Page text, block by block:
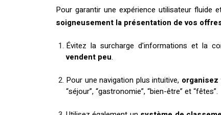
Pour garantir une expérience utilisateur fluide
soigneusement la présentation de vos
Évitez la surcharge d'informations et la
vendent peu.
Pour une navigation plus intuitive,
“séjour”, “gastronomie”, “bien-être” et “fêtes”.